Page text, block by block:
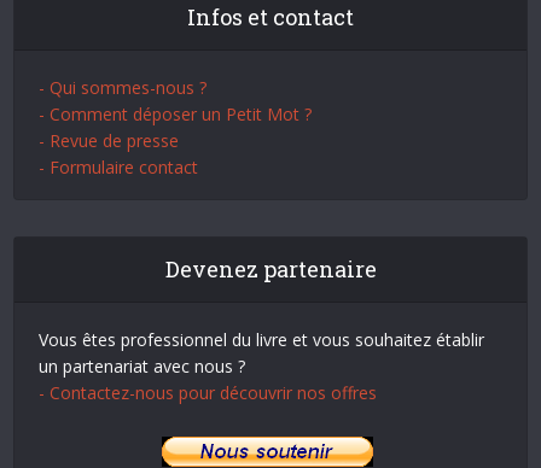
Infos et contact
- Qui sommes-nous ?
- Comment déposer un Petit Mot ?
- Revue de presse
- Formulaire contact
Devenez partenaire
Vous êtes professionnel du livre et vous souhaitez établir
un partenariat avec nous ?
- Contactez-nous pour découvrir nos offres